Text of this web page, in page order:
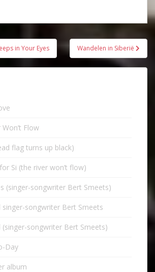
in Your Eyes Wandelen in Siberië
Flow
flag turns up black)
Si (the river won’t flow)
(singer-songwriter Bert Smeets)
singer-songwriter Bert Smeets
(singer-songwriter Bert Smeets)
Day
album